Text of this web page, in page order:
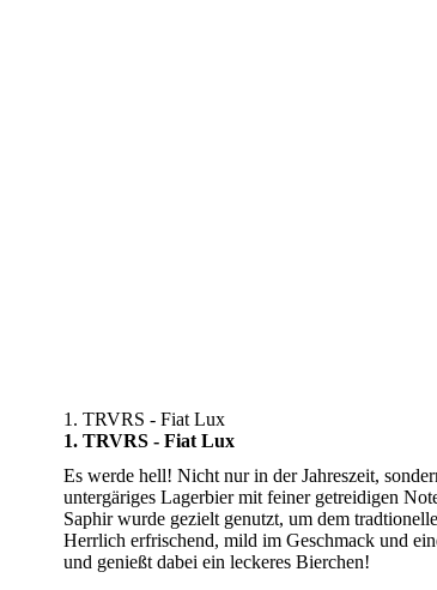
1. TRVRS - Fiat Lux
1. TRVRS - Fiat Lux
Es werde hell! Nicht nur in der Jahreszeit,
untergäriges Lagerbier mit feiner getreidigen
Saphir wurde gezielt genutzt, um dem
Herrlich erfrischend, mild im Geschmack und
und genießt dabei ein leckeres Bierchen!